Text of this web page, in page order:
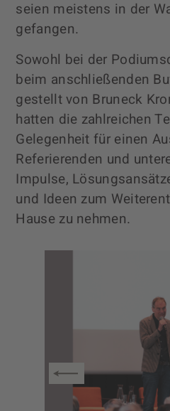
seien meistens in der
gefangen.
Sowohl bei der
beim anschließenden
gestellt von Bruneck
hatten die zahlreichen
Gelegenheit für einen
Referierenden und
Impulse,
und Ideen zum
Hause zu nehmen.